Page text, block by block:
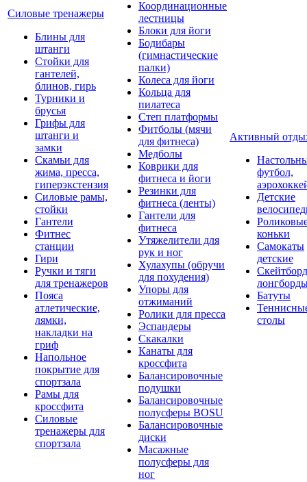
Силовые тренажеры
Блины для
штанги
Стойки для
гантелей,
блинов, гирь
Турники и
брусья
Грифы для
штанги и
замки
Скамьи для
жима, пресса,
гиперэкстензия
Силовые рамы,
стойки
Гантели
Фитнес
станции
Гири
Ручки и тяги
для тренажеров
Пояса
атлетические,
лямки,
накладки на
гриф
Напольное
покрытие для
спортзала
Рамы для
кроссфита
Силовые
тренажеры для
спортзала
Координационные
лестницы
Блоки для йоги
Бодибары
(гимнастические
палки)
Колеса для йоги
Кольца для
пилатеса
Степ платформы
Фитболы (мячи
для фитнеса)
Медболы
Коврики для
фитнеса и йоги
Резинки для
фитнеса (ленты)
Гантели для
фитнеса
Утяжелители для
рук и ног
Хулахупы (обручи
для похудения)
Упоры для
отжиманий
Ролики для пресса
Эспандеры
Скакалки
Канаты для
кроссфита
Балансировочные
подушки
Балансировочные
полусферы BOSU
Балансировочные
диски
Масажные
полусферы для
ног
Активный
футбол,
Детские
коньки
Самокаты
детские
Батуты
столы